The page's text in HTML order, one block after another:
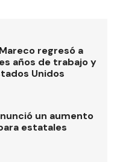
regresó a
años de trabajo y
Unidos
un aumento
estatales